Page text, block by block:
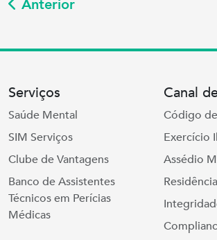
Anterior
Serviços
Saúde Mental
SIM Serviços
Clube de Vantagens
Banco de Assistentes
Técnicos em Perícias
Médicas
Canal
Código
Exercício
Assédio